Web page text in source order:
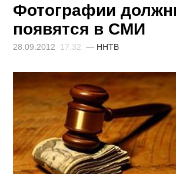
Фотографии
появятся в СМИ
28.09.2012 17:32 — ННТВ